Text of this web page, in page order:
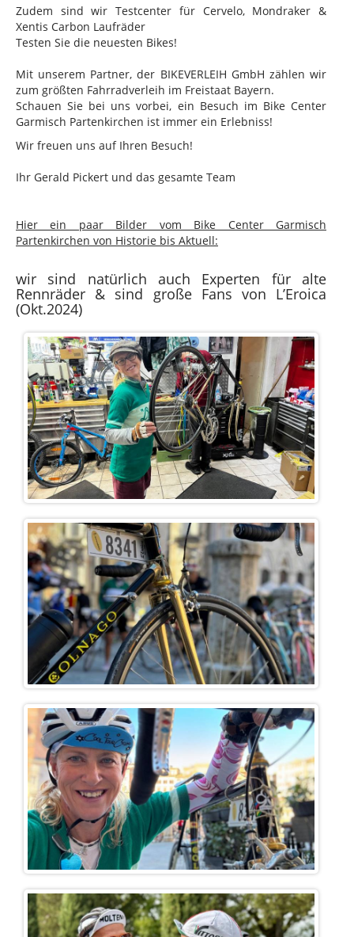
Zudem sind wir Testcenter für Cervelo, Mondraker &
Xentis Carbon Laufräder
Testen Sie die neuesten Bikes!
Mit unserem Partner, der BIKEVERLEIH GmbH zählen wir
zum größten Fahrradverleih im Freistaat Bayern.
Schauen Sie bei uns vorbei, ein Besuch im Bike Center
Garmisch Partenkirchen ist immer ein Erlebniss!
Wir freuen uns auf Ihren Besuch!
Ihr Gerald Pickert und das gesamte Team
Hier ein paar Bilder vom Bike Center Garmisch
Partenkirchen von Historie bis Aktuell:
wir sind natürlich auch Experten für alte
Rennräder & sind große Fans von L’Eroica
(Okt.2024)